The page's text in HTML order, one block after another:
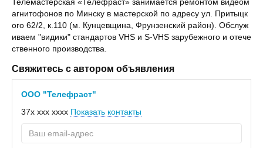
Телемастерская «Телефраст» занимается ремонтом видеом
агнитофонов по Минску в мастерской по адресу ул. Притыцк
ого 62/2, к.110 (м. Кунцевщина, Фрунзенский район). Обслуж
иваем "видики" стандартов VHS и S-VHS зарубежного и отече
ственного производства.
Свяжитесь с автором объявления
ООО "Телефраст"
37x xxx xxxx Показать контакты